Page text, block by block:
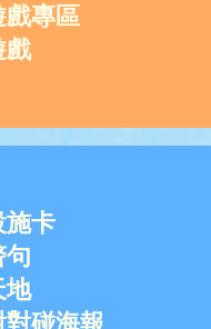
戲專區
戲
施卡
句
地
碰海報